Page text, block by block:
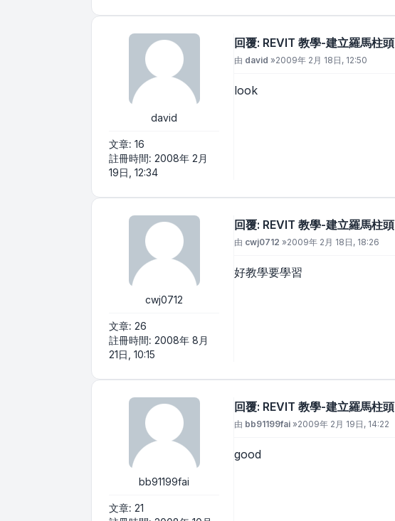
david
文章: 16
註冊時間: 2008年 2月
19日, 12:34
回覆: REVIT 教學-建立羅馬柱頭
文章
由 david »2009年 2月 18日, 12:50
look
cwj0712
文章: 26
註冊時間: 2008年 8月
21日, 10:15
回覆: REVIT 教學-建立羅馬柱頭
文章
由 cwj0712 »2009年 2月 18日, 18:26
好教學要學習
bb91199fai
文章: 21
回覆: REVIT 教學-建立羅馬柱頭
文章
由 bb91199fai »2009年 2月 19日, 14:22
good